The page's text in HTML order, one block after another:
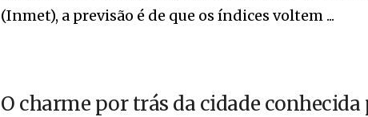
(Inmet), a previsão é de que os índices voltem ...
O charme por trás da cidade